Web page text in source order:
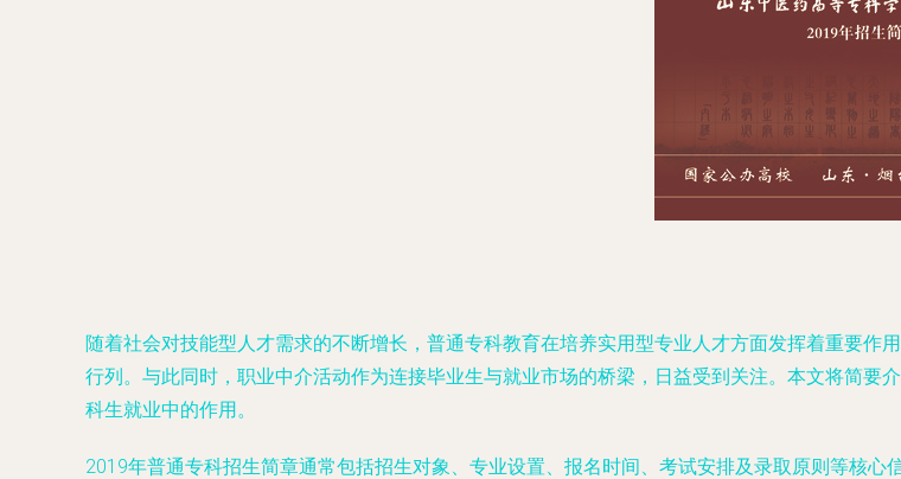
随着社会对技能型人才需求的不断增长，普通专科教育在培养实用型专业人才方面发挥着重要作
行列。与此同时，职业中介活动作为连接毕业生与就业市场的桥梁，日益受到关注。本文将简要
科生就业中的作用。
2019年普通专科招生简章通常包括招生对象、专业设置、报名时间、考试安排及录取原则等核